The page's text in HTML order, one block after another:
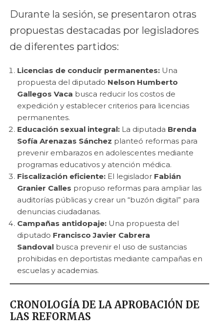
Durante la sesión, se presentaron otras
propuestas destacadas por legisladores
de diferentes partidos:
Licencias de conducir permanentes: Una
propuesta del diputado Nelson Humberto
Gallegos Vaca busca reducir los costos de
expedición y establecer criterios para licencias
permanentes.
Educación sexual integral: La diputada Brenda
Sofía Arenazas Sánchez planteó reformas para
prevenir embarazos en adolescentes mediante
programas educativos y atención médica.
Fiscalización eficiente: El legislador Fabián
Granier Calles propuso reformas para ampliar las
auditorías públicas y crear un “buzón digital” para
denuncias ciudadanas.
Campañas antidopaje: Una propuesta del
diputado Francisco Javier Cabrera
Sandoval busca prevenir el uso de sustancias
prohibidas en deportistas mediante campañas en
escuelas y academias.
CRONOLOGÍA DE LA APROBACIÓN DE
LAS REFORMAS